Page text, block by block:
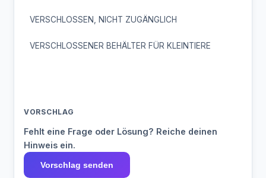
VERSCHLOSSEN, NICHT ZUGÄNGLICH
VERSCHLOSSENER BEHÄLTER FÜR KLEINTIERE
VORSCHLAG
Fehlt eine Frage oder Lösung? Reiche deinen
Hinweis ein.
Vorschlag senden